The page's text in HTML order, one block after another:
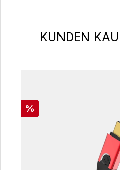
Produktgalerie überspringen
KUNDEN
Rabatt
%